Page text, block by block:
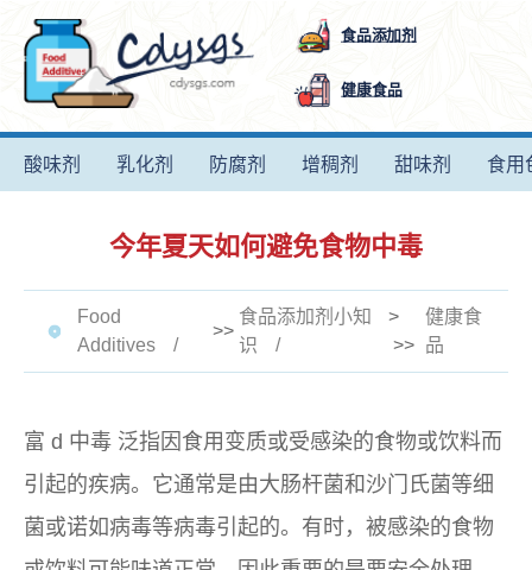
食品添加剂
健康食品
酸味剂 乳化剂 防腐剂 增稠剂 甜味剂 食用
今年夏天如何避免食物中毒
Food
Additives
>>
食品添加剂小知
识
>
>>
健康食
品
富 d 中毒 泛指因食用变质或受感染的食物或饮料而
引起的疾病。它通常是由大肠杆菌和沙门氏菌等细
菌或诺如病毒等病毒引起的。有时，被感染的食物